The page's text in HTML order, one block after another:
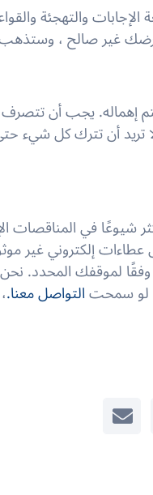
والتهجئة
غير صالح ،
إهماله. يجب أن
تريد أن تترك كل شيء
شيوعًا في المناقصات
عطاءات إلكتروني غير
لموقفك المحدد.
لو سمحتالتواصل معنا.